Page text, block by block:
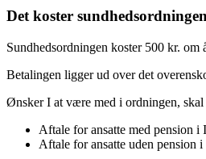
Det koster sundhedsordningen
Sundhedsordningen koster 500 kr. om
Betalingen ligger ud over det
Ønsker I at være med i ordningen, skal
Aftale for ansatte med pension i
Aftale for ansatte uden pension